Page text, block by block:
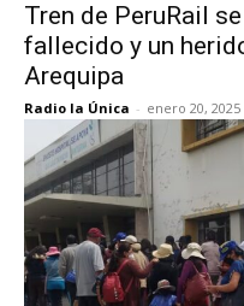
Tren de PeruRail
fallecido y un
Arequipa
Radio la Única - enero 20, 2025